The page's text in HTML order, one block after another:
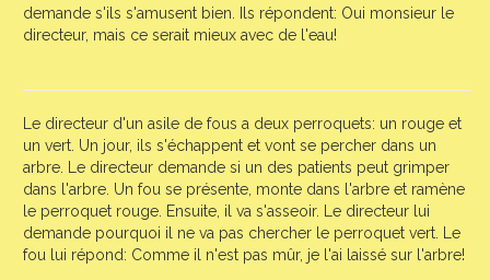
demande s'ils s'amusent bien. Ils répondent: Oui monsieur le
directeur, mais ce serait mieux avec de l'eau!
Le directeur d'un asile de fous a deux perroquets: un rouge et
un vert. Un jour, ils s'échappent et vont se percher dans un
arbre. Le directeur demande si un des patients peut grimper
dans l'arbre. Un fou se présente, monte dans l'arbre et ramène
le perroquet rouge. Ensuite, il va s'asseoir. Le directeur lui
demande pourquoi il ne va pas chercher le perroquet vert. Le
fou lui répond: Comme il n'est pas mûr, je l'ai laissé sur l'arbre!